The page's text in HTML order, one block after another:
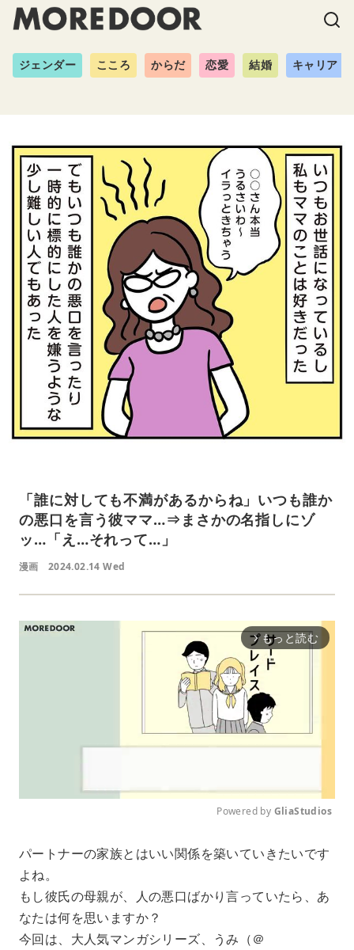
ジェンダー こころ からだ 恋愛 結婚 キャリア
「誰に対しても不満があるからね」いつも誰か
の悪口を言う彼ママ…⇒まさかの名指しにゾ
ッ…「え…それって…」
漫画 2024.02.14 Wed
arrow_forward_ios もっと読む
u
e
Powered by GliaStudios
パートナーの家族とはいい関係を築いていきたいです
よね。
もし彼氏の母親が、人の悪口ばかり言っていたら、あ
なたは何を思いますか？
今回は、大人気マンガシリーズ、うみ（＠